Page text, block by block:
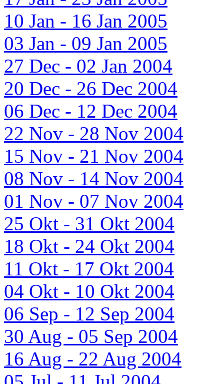
10 Jan - 16 Jan 2005
03 Jan - 09 Jan 2005
27 Dec - 02 Jan 2004
20 Dec - 26 Dec 2004
06 Dec - 12 Dec 2004
22 Nov - 28 Nov 2004
15 Nov - 21 Nov 2004
08 Nov - 14 Nov 2004
01 Nov - 07 Nov 2004
25 Okt - 31 Okt 2004
18 Okt - 24 Okt 2004
11 Okt - 17 Okt 2004
04 Okt - 10 Okt 2004
06 Sep - 12 Sep 2004
30 Aug - 05 Sep 2004
16 Aug - 22 Aug 2004